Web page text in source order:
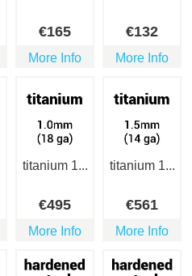
€165
More Info
€132
More Info
titanium 1...
€495
More Info
titanium 1...
€561
More Info